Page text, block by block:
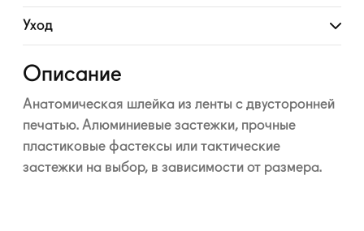
Развернуть
Уход
Развернуть
Описание
Анатомическая шлейка из ленты с двусторонней
печатью. Алюминиевые застежки, прочные
пластиковые фастексы или тактические
застежки на выбор, в зависимости от размера.